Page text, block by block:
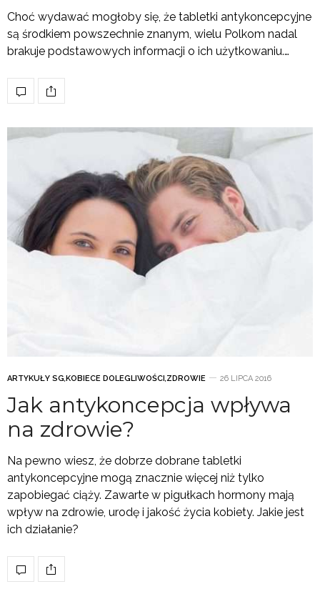
Choć wydawać mogłoby się, że tabletki antykoncepcyjne
są środkiem powszechnie znanym, wielu Polkom nadal
brakuje podstawowych informacji o ich użytkowaniu.…
ARTYKUŁY SG,KOBIECE DOLEGLIWOŚCI ,ZDROWIE 26 LIPCA 2016
Jak antykoncepcja wpływa
na zdrowie?
Na pewno wiesz, że dobrze dobrane tabletki
antykoncepcyjne mogą znacznie więcej niż tylko
zapobiegać ciąży. Zawarte w pigułkach hormony mają
wpływ na zdrowie, urodę i jakość życia kobiety. Jakie jest
ich działanie?